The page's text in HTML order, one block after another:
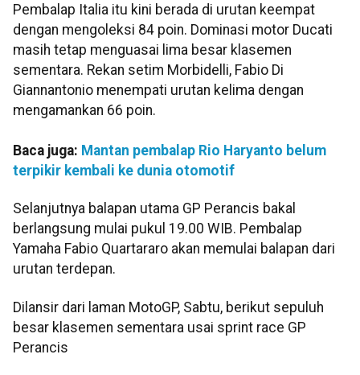
Pembalap Italia itu kini berada di urutan keempat
dengan mengoleksi 84 poin. Dominasi motor Ducati
masih tetap menguasai lima besar klasemen
sementara. Rekan setim Morbidelli, Fabio Di
Giannantonio menempati urutan kelima dengan
mengamankan 66 poin.
Baca juga: Mantan pembalap Rio Haryanto belum
terpikir kembali ke dunia otomotif
Selanjutnya balapan utama GP Perancis bakal
berlangsung mulai pukul 19.00 WIB. Pembalap
Yamaha Fabio Quartararo akan memulai balapan dari
urutan terdepan.
Dilansir dari laman MotoGP, Sabtu, berikut sepuluh
besar klasemen sementara usai sprint race GP
Perancis